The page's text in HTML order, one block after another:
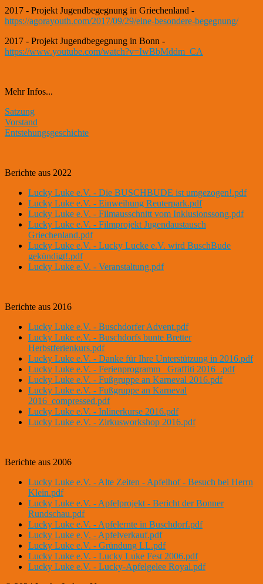
2017 - Projekt Jugendbegegnung in Griechenland -
https://agorayouth.com/2017/09/29/eine-besondere-begegnung/
2017 - Projekt Jugendbegegnung in Bonn -
https://www.youtube.com/watch?v=IwBbMddm_CA
Mehr Infos...
Satzung
Vorstand
Entstehungsgeschichte
Berichte aus 2022
Lucky Luke e.V. - Die BUSCHBUDE ist umgezogen!.pdf
Lucky Luke e.V. - Einweihung Reuterpark.pdf
Lucky Luke e.V. - Filmausschnitt vom Inklusionssong.pdf
Lucky Luke e.V. - Filmprojekt Jugendaustausch
Griechenland.pdf
Lucky Luke e.V. - Lucky Lucke e.V. wird BuschBude
gekündigt!.pdf
Lucky Luke e.V. - Veranstaltung.pdf
Berichte aus 2016
Lucky Luke e.V. - Buschdorfer Advent.pdf
Lucky Luke e.V. - Buschdorfs bunte Bretter
Herbstferienkurs.pdf
Lucky Luke e.V. - Danke für Ihre Unterstützung in 2016.pdf
Lucky Luke e.V. - Ferienprogramm _Graffiti 2016_.pdf
Lucky Luke e.V. - Fußgruppe an Karneval 2016.pdf
Lucky Luke e.V. - Fußgruppe an Karneval
2016_compressed.pdf
Lucky Luke e.V. - Inlinerkurse 2016.pdf
Lucky Luke e.V. - Zirkusworkshop 2016.pdf
Berichte aus 2006
Lucky Luke e.V. - Alte Zeiten - Apfelhof - Besuch bei Herrn
Klein.pdf
Lucky Luke e.V. - Apfelprojekt - Bericht der Bonner
Rundschau.pdf
Lucky Luke e.V. - Apfelernte in Buschdorf.pdf
Lucky Luke e.V. - Apfelverkauf.pdf
Lucky Luke e.V. - Gründung LL.pdf
Lucky Luke e.V. - Lucky Luke Fest 2006.pdf
Lucky Luke e.V. - Lucky-Apfelgelee Royal.pdf